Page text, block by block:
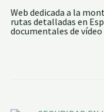
Q
U
E
Web dedicada a la
rutas detalladas en
documentales de